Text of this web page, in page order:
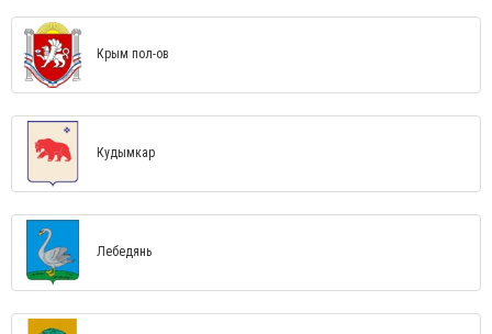
Крым пол-ов
Кудымкар
Лебедянь